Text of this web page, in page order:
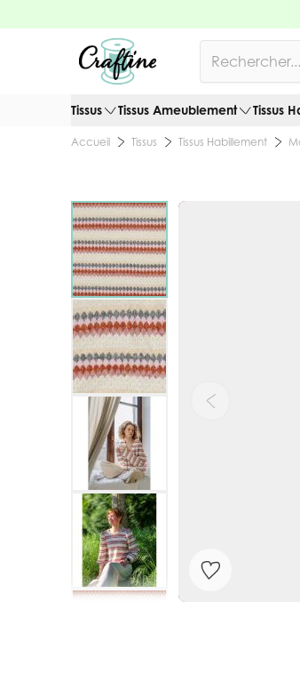
Tissus Tissus Ameublement Tissus
Accueil Tissus Tissus Habillement